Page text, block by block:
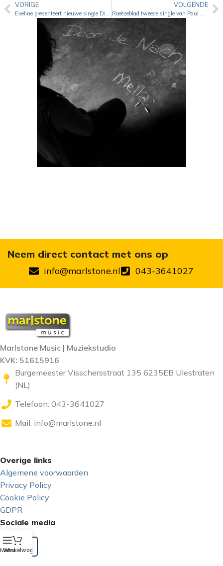
VORIGE
Eveline presenteert nieuwe single Die sjwarte auge.
VOLGENDE
Roeëzeblad tweede single van Paul Weelen in 2021
Neem direct contact met ons op
info@marlstone.nl 043-3641027
Marlstone Music | Muziekstudio
KVK: 51615916
Burgemeester Visschersstraat 135 6235EB Ulestraten
(NL)
Telefoon: 043-3641027
Mail: info@marlstone.nl
Overige links
Algemene voorwaarden
Privacy Policy
Cookie Policy
GDPR
Sociale media
Menu
Winkelwagen